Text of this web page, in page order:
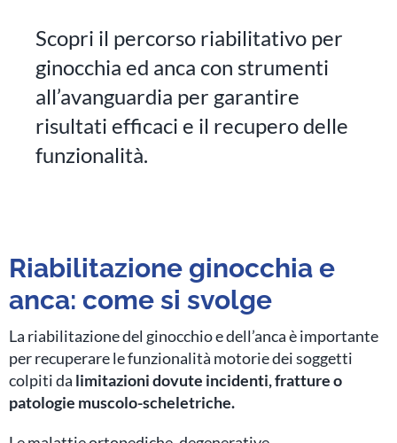
Scopri il percorso riabilitativo per
ginocchia ed anca con strumenti
all’avanguardia per garantire
risultati efficaci e il recupero delle
funzionalità.
Riabilitazione ginocchia e
anca: come si svolge
La riabilitazione del ginocchio e dell’anca è importante
per recuperare le funzionalità motorie dei soggetti
colpiti da limitazioni dovute incidenti, fratture o
patologie muscolo-scheletriche.